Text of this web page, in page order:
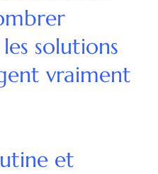
les solutions
vraiment
et